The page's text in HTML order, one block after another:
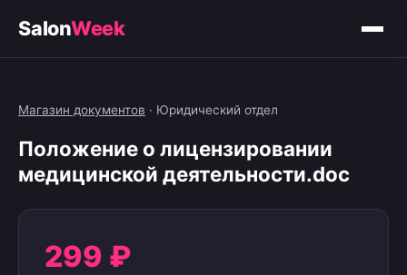
SalonWeek
Магазин документов · Юридический отдел
Положение о лицензировании
медицинской деятельности.doc
299 ₽